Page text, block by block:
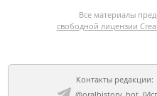
Все материалы
свободной лицензии
Контакты редакции: